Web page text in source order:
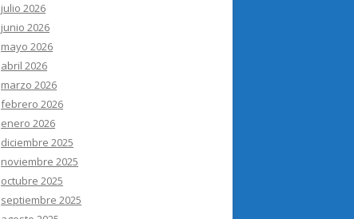
julio 2026
junio 2026
mayo 2026
abril 2026
marzo 2026
febrero 2026
enero 2026
diciembre 2025
noviembre 2025
octubre 2025
septiembre 2025